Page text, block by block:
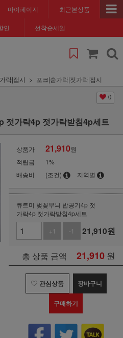
마이페이지 최근본상품
인 선착순세일
락|접시 포크|숟가락|젓가락|접시
0
젓가락4p 젓가락받침4p세트
상품가 21,910원
적립금
1%
배송비
(조건) 지역별
큐트미 벚꽃무늬 밥공기4p 젓
가락4p 젓가락받침4p세트
+1
-1 21,910원
총 상품 금액 21,910 원
관심상품 장바구니
구매하기